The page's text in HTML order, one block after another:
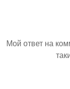
Мой ответ на